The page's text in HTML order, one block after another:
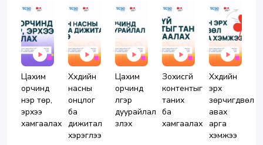
Цахим
орчинд
нэр төр,
эрхээ
хамгаалах
Хүүхдийн
насны
онцлог
ба
дижитал
хэрэглээ
Цахим
орчинд
үлгэр
дуурайлал
үзүүлэх
Зохисгүй
контентыг
таних
ба
хамгаалах
Хүүхдийн
эрх
зөрчигдвөл
авах
арга
хэмжээ